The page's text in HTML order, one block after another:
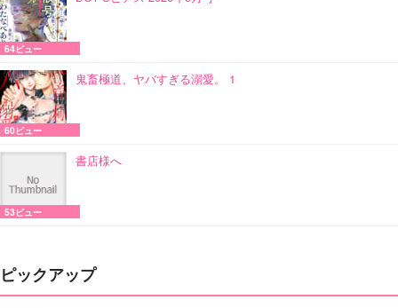
64ビュー
鬼畜極道、ヤバすぎる溺愛。 1
60ビュー
書店様へ
53ビュー
ピックアップ